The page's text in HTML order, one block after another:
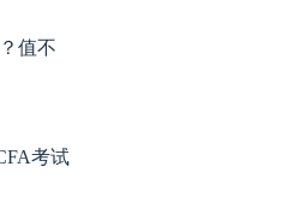
值不
考试